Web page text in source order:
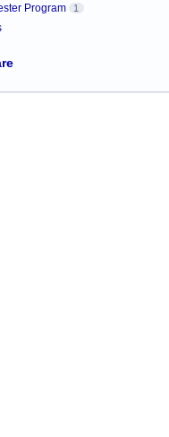
Program 1